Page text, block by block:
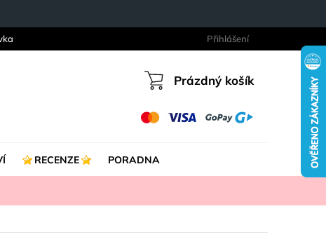
Přihlášení
Nákupní
Prázdný košík
RECENZE PORADNA